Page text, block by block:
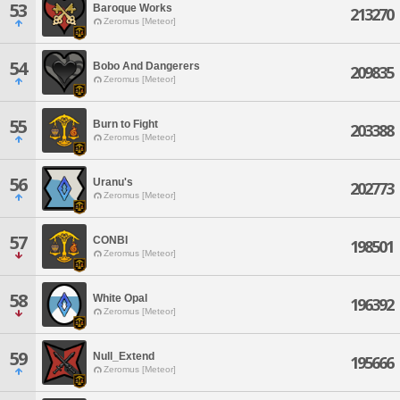
53 Baroque Works
Zeromus [Meteor] 213270
54 Bobo And Dangerers
Zeromus [Meteor] 209835
55 Burn to Fight
Zeromus [Meteor] 203388
56 Uranu's
Zeromus [Meteor] 202773
57 CONBI
Zeromus [Meteor] 198501
58 White Opal
Zeromus [Meteor] 196392
59 Null_Extend
Zeromus [Meteor] 195666